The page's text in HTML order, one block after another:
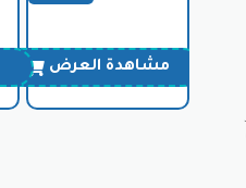
مشاهدة العرض